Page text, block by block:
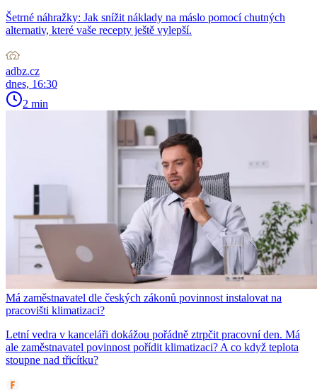
Šetrné náhražky: Jak snížit náklady na máslo pomocí chutných
alternativ, které vaše recepty ještě vylepší.
adbz.cz
dnes, 16:30
2 min
Má zaměstnavatel dle českých zákonů povinnost instalovat na
pracovišti klimatizaci?
Letní vedra v kanceláři dokážou pořádně ztrpčit pracovní den. Má
ale zaměstnavatel povinnost pořídit klimatizaci? A co když teplota
stoupne nad třicítku?